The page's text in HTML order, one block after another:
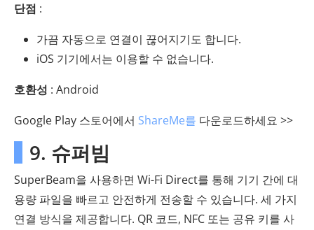
단점 :
가끔 자동으로 연결이 끊어지기도 합니다.
iOS 기기에서는 이용할 수 없습니다.
호환성 : Android
Google Play 스토어에서 ShareMe를 다운로드하세요 >>
9. 슈퍼빔
SuperBeam을 사용하면 Wi-Fi Direct를 통해 기기 간에 대
용량 파일을 빠르고 안전하게 전송할 수 있습니다. 세 가지
연결 방식을 제공합니다. QR 코드, NFC 또는 공유 키를 사